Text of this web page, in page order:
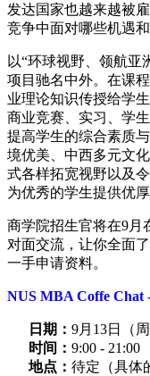
发达国家也越来越被
竞争中面对哪些机遇
以“环球视野、领航亚
项目驰名中外。在课
业理论知识传授给学
商业竞赛、实习、学
提高学生的综合素质
境优美、中西多元文
式各样拓宽视野以及
为优秀的学生提供优厚
商学院招生官将在9月
对面交流，让你全面
一手申请资料。
NUS MBA Coffe Chat
日期： 9月13日（周
时间： 9:00 - 21:00
地点： 待定（具体